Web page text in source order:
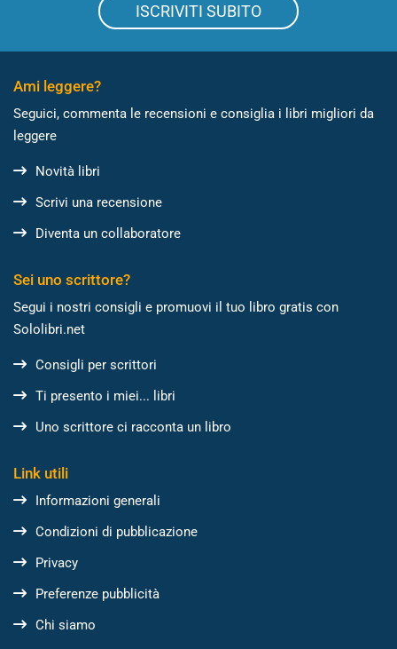
ISCRIVITI SUBITO
Ami leggere?
Seguici, commenta le recensioni e consiglia i libri migliori da
leggere
Novità libri
Scrivi una recensione
Diventa un collaboratore
Sei uno scrittore?
Segui i nostri consigli e promuovi il tuo libro gratis con
Sololibri.net
Consigli per scrittori
Ti presento i miei... libri
Uno scrittore ci racconta un libro
Link utili
Informazioni generali
Condizioni di pubblicazione
Privacy
Preferenze pubblicità
Chi siamo